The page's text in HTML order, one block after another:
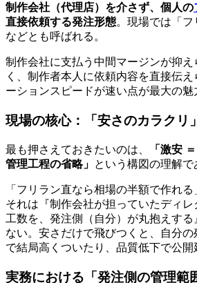
制作会社（代理店）を介さず、個人の
直接依頼する発注形態。現場では「フ
などとも呼ばれる。
制作会社に支払う中間マージンが抑
く、制作者本人に依頼内容を直接伝
ーションスピードが速い点が最大の魅
現場の核心：「安さのカラクリ
最も押さえておきたいのは、
「激安
管理工程の省略」 という構図の理解で
「フリラン直なら相場の半額で作れる
それは『制作会社が担っていたディ
工数を、発注側（自分）が丸抱えす
ない。安さだけで飛びつくと、自分の
で結局高くついたり、品質低下で公開
実務における「発注側の管理範